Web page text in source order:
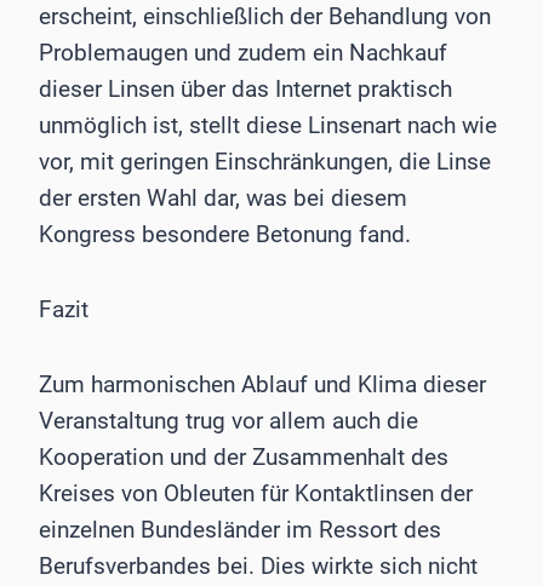
erscheint, einschließlich der Behandlung von
Problemaugen und zudem ein Nachkauf
dieser Linsen über das Internet praktisch
unmöglich ist, stellt diese Linsenart nach wie
vor, mit geringen Einschränkungen, die Linse
der ersten Wahl dar, was bei diesem
Kongress besondere Betonung fand.
Fazit
Zum harmonischen Ablauf und Klima dieser
Veranstaltung trug vor allem auch die
Kooperation und der Zusammenhalt des
Kreises von Obleuten für Kontaktlinsen der
einzelnen Bundesländer im Ressort des
Berufsverbandes bei. Dies wirkte sich nicht